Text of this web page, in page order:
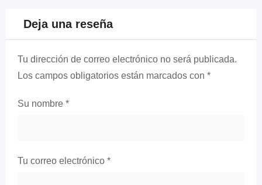
Deja una reseña
Tu dirección de correo electrónico no será publicada.
Los campos obligatorios están marcados con *
Su nombre *
Tu correo electrónico *